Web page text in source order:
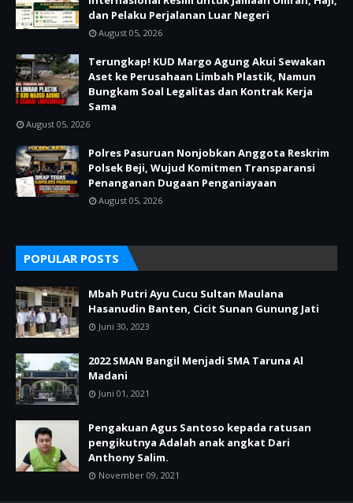
dan Pelaku Perjalanan Luar Negeri
August 05, 2026
Terungkap! KUD Margo Agung Akui Sewakan
Aset ke Perusahaan Limbah Plastik, Namun
Bungkam Soal Legalitas dan Kontrak Kerja
Sama
August 05, 2026
Polres Pasuruan Nonjobkan Anggota Reskrim
Polsek Beji, Wujud Komitmen Transparansi
Penanganan Dugaan Penganiayaan
August 05, 2026
POPULAR POSTS
Mbah Putri Ayu Cucu Sultan Maulana
Hasanudin Banten, Cicit Sunan Gunung Jati
Juni 30, 2023
2022 SMAN Bangil Menjadi SMA Taruna Al
Madani
Juni 01, 2021
Pengakuan Agus Santoso kepada ratusan
pengikutnya Adalah anak angkat Dari
Anthony Salim.
November 09, 2021